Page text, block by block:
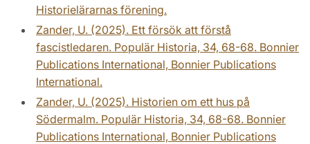
Historielärarnas förening.
Zander, U. (2025). Ett försök att förstå
fascistledaren. Populär Historia, 34, 68-68. Bonnier
Publications International, Bonnier Publications
International.
Zander, U. (2025). Historien om ett hus på
Södermalm. Populär Historia, 34, 68-68. Bonnier
Publications International, Bonnier Publications